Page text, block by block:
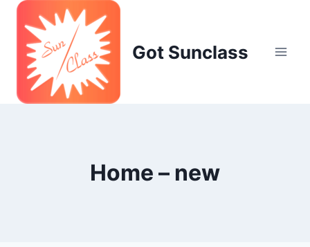
Skip
content
Got Sunclass
Home – new